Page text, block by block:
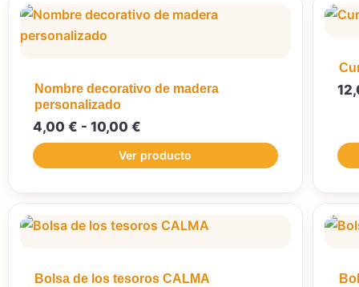
Nombre decorativo de madera
personalizado
4,00 € - 10,00 €
Ver producto
Bolsa de los tesoros CALMA